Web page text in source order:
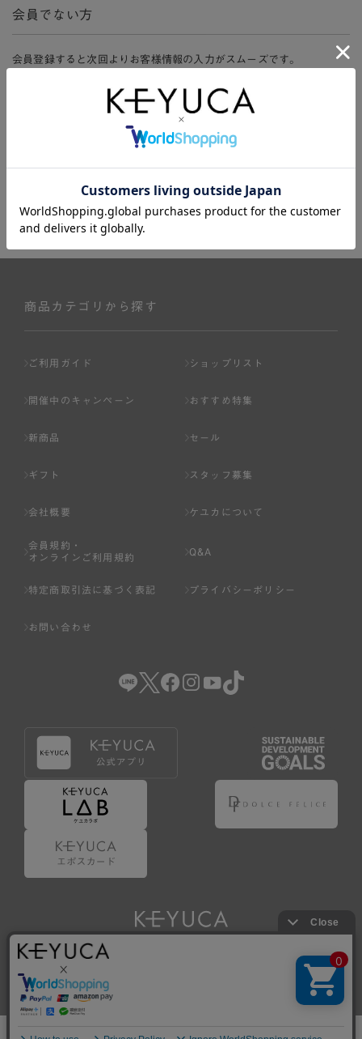
会員でない方
会員登録すると次回よりお客様情報の入力がスムーズです。
ージ、購入履歴をご利用いただけます。
商品カテゴリから探す
ご利用ガイド ショップリスト
開催中のキャンペーン おすすめ特集
新商品 セール
ギフト スタッフ募集
会社概要 ケユカについて
会員規約・
オンラインご利用規約
Q&A
特定商取引法に基づく表記 プライバシーポリシー
お問い合わせ
Copyright © KAWAJUN Co., Ltd. All Rights Reserved.